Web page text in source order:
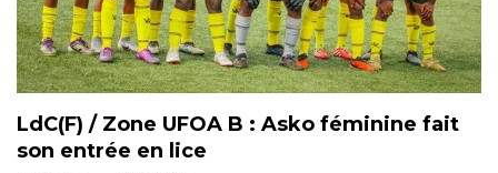
LdC(F) / Zone UFOA B : Asko féminine fait
son entrée en lice